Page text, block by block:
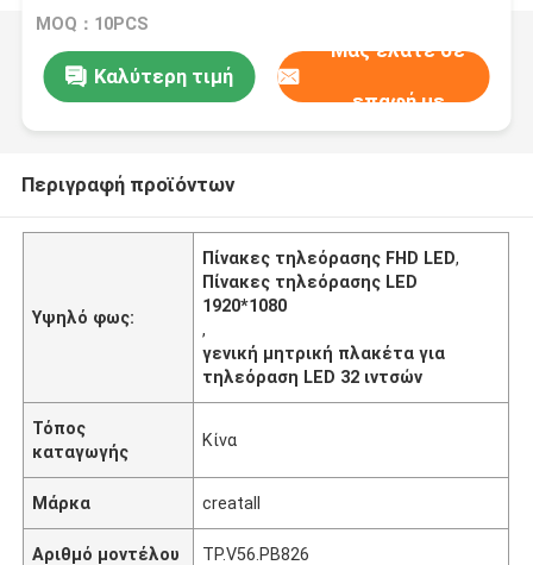
LG
MOQ：10PCS
Καλύτερη τιμή
Μας ελάτε σε
επαφή με
Περιγραφή προϊόντων
Υψηλό φως:
Πίνακες τηλεόρασης FHD LED,
Πίνακες τηλεόρασης LED
1920*1080
,
γενική μητρική πλακέτα για
τηλεόραση LED 32 ιντσών
Τόπος
καταγωγής
Κίνα
Μάρκα creatall
Αριθμό μοντέλου TP.V56.PB826